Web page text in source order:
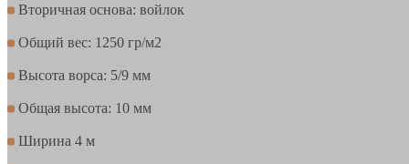
Вторичная основа: войлок
Общий вес: 1250 гр/м2
Высота ворса: 5/9 мм
Общая высота: 10 мм
Ширина 4 м